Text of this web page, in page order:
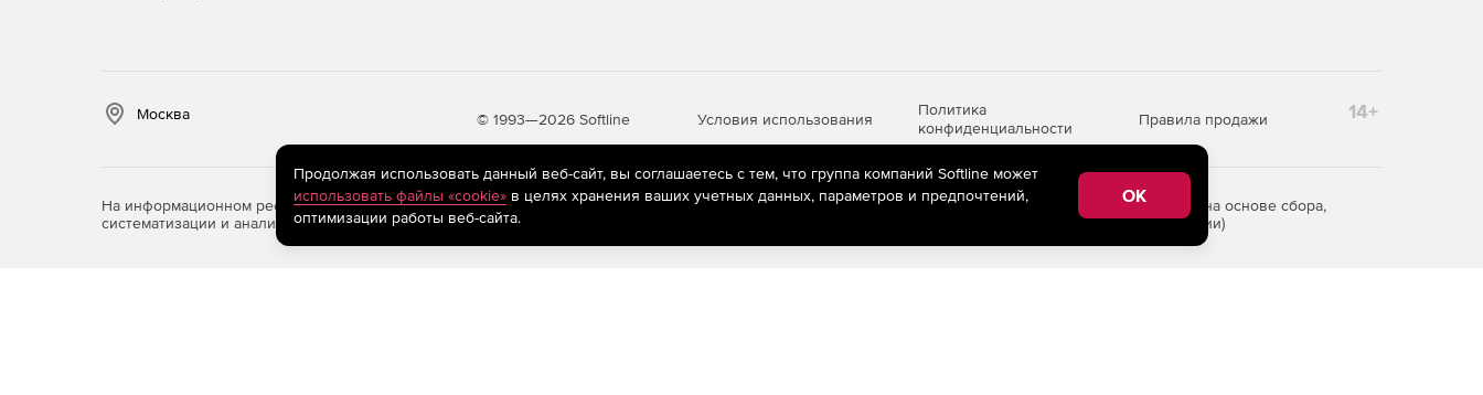
Москва © 1993—2026 Softline Условия использования
Политика
конфиденциальности
Правила продажи 14+
На информационном ресурсе store.softline.ru применяютсярекомендательные технологии (информационные технологии предоставления информации на основе сбора,
систематизации и анализа сведений, относящихся к предпочтениям пользователей сети «Интернет», находящихся на территории Российской Федерации)
Продолжая использовать данный веб-сайт, вы соглашаетесь с тем, что группа компаний Softline может
использовать файлы «cookie»в целях хранения ваших учетных данных, параметров и предпочтений,
оптимизации работы веб-сайта.
OK